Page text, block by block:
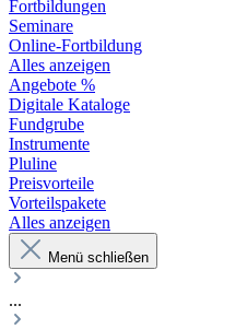
Fortbildungen
Seminare
Online-Fortbildung
Alles anzeigen
Angebote %
Digitale Kataloge
Fundgrube
Instrumente
Pluline
Preisvorteile
Vorteilspakete
Alles anzeigen
Menü schließen
...